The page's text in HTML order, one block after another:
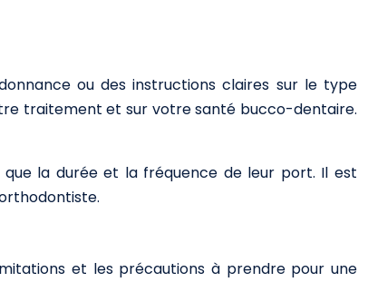
ou des instructions claires sur le type
traitement et sur votre santé bucco-dentaire.
que la durée et la fréquence de leur port. Il est
et les précautions à prendre pour une